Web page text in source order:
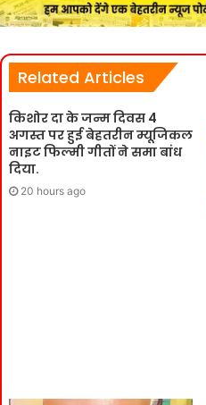
Related Articles
किशोर दा के जन्म दिवस 4
अगस्त पर हुई बेहतरीन म्यूजिकल
नाइट फिल्मी गीतों ने समा बांध
दिया.
20 hours ago